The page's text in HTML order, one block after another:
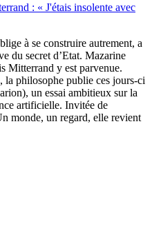
: « J'étais insolente avec
à se construire autrement, a
du secret d’Etat. Mazarine
Mitterrand y est parvenue.
la philosophe publie ces jours-ci
un essai ambitieux sur la
artificielle. Invitée de
monde, un regard, elle revient